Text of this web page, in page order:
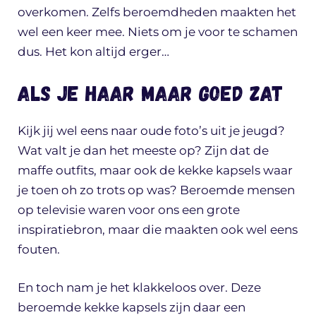
overkomen. Zelfs beroemdheden maakten het
wel een keer mee. Niets om je voor te schamen
dus. Het kon altijd erger…
Als je haar maar goed zat
Kijk jij wel eens naar oude foto’s uit je jeugd?
Wat valt je dan het meeste op? Zijn dat de
maffe outfits, maar ook de kekke kapsels waar
je toen oh zo trots op was? Beroemde mensen
op televisie waren voor ons een grote
inspiratiebron, maar die maakten ook wel eens
fouten.
En toch nam je het klakkeloos over. Deze
beroemde kekke kapsels zijn daar een